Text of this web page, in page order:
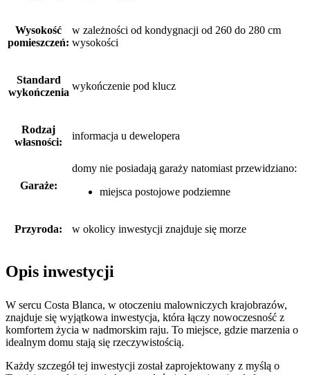
Wysokość
pomieszczeń:
w zależności od kondygnacji od 260 do 280 cm
wysokości
Standard
wykończenia
wykończenie pod klucz
Rodzaj
własności:
informacja u dewelopera
Garaże:
domy nie posiadają garaży natomiast przewidziano:
miejsca postojowe podziemne
Przyroda: w okolicy inwestycji znajduje się morze
Opis inwestycji
W sercu Costa Blanca, w otoczeniu malowniczych krajobrazów,
znajduje się wyjątkowa inwestycja, która łączy nowoczesność z
komfortem życia w nadmorskim raju. To miejsce, gdzie marzenia o
idealnym domu stają się rzeczywistością.
Każdy szczegół tej inwestycji został zaprojektowany z myślą o